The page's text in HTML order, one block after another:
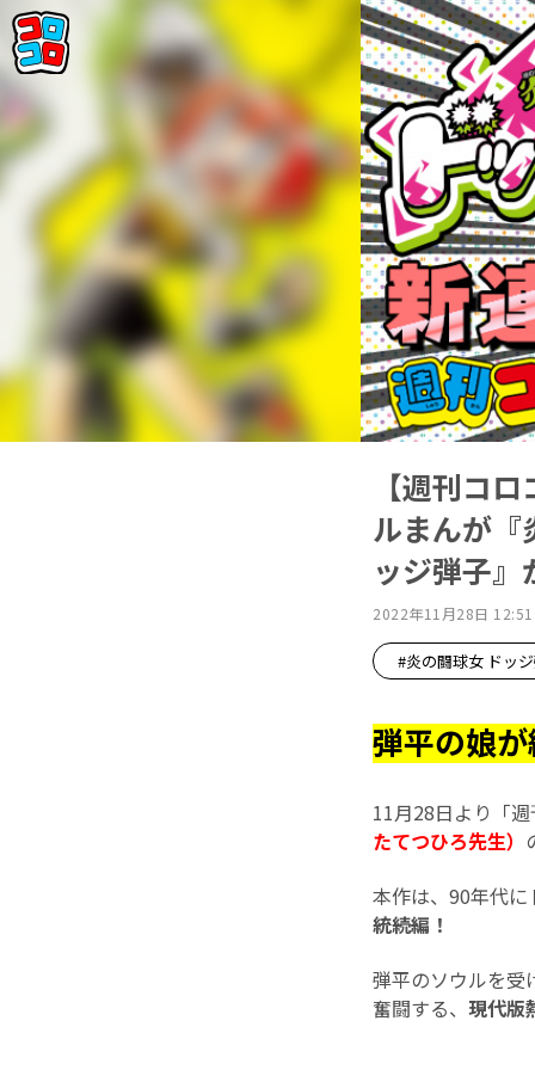
【週刊コ
ルまんが『
ッジ弾子
2022年11月28日 12:51
#炎の闘球女 ドッ
弾平の娘
11月28日より「
たてつひろ先生）
本作は、90年代
統続編！
弾平のソウルを受
奮闘する、 現代版